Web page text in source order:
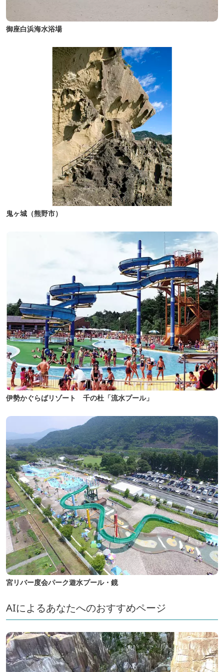
御座白浜海水浴場
鬼ヶ城（熊野市）
伊勢かぐらばリゾート 千の杜「流水プール」
宮リバー度会パーク遊水プール・鏡
AIによるあなたへのおすすめページ